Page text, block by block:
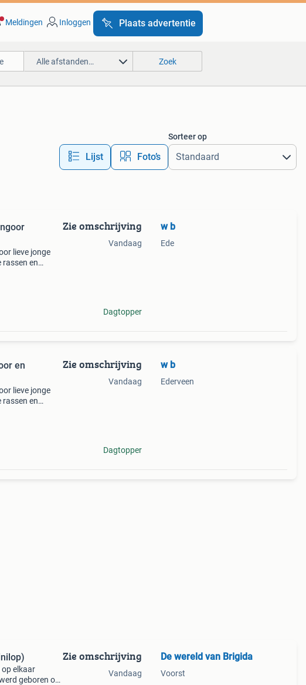
Meldingen Inloggen Plaats advertentie
Alle afstanden… Zoek
Lijst Foto’s
Sorteer op
lieve jonge
rassen en
Zie omschrijving
Vandaag
Dagtopper
w b
Ede
en
lieve jonge
rassen en
Zie omschrijving
Vandaag
Dagtopper
w b
Ederveen
op elkaar
geboren op
Zie omschrijving
Vandaag
De wereld van Brigida
Voorst